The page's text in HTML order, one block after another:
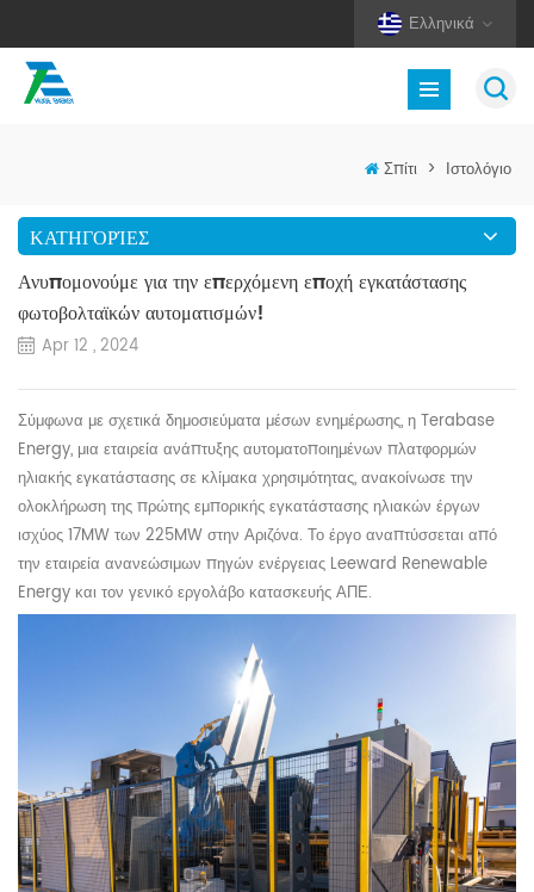
Ελληνικά
Σπίτι > Ιστολόγιο
ΚΑΤΗΓΟΡΊΕΣ
Ανυπομονούμε για την επερχόμενη εποχή εγκατάστασης
φωτοβολταϊκών αυτοματισμών!
Apr 12 , 2024
Σύμφωνα με σχετικά δημοσιεύματα μέσων ενημέρωσης, η Terabase
Energy, μια εταιρεία ανάπτυξης αυτοματοποιημένων πλατφορμών
ηλιακής εγκατάστασης σε κλίμακα χρησιμότητας, ανακοίνωσε την
ολοκλήρωση της πρώτης εμπορικής εγκατάστασης ηλιακών έργων
ισχύος 17MW των 225MW στην Αριζόνα. Το έργο αναπτύσσεται από
την εταιρεία ανανεώσιμων πηγών ενέργειας Leeward Renewable
Energy και τον γενικό εργολάβο κατασκευής ΑΠΕ.